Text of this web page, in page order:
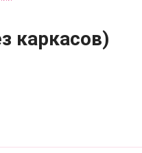
каркасов)